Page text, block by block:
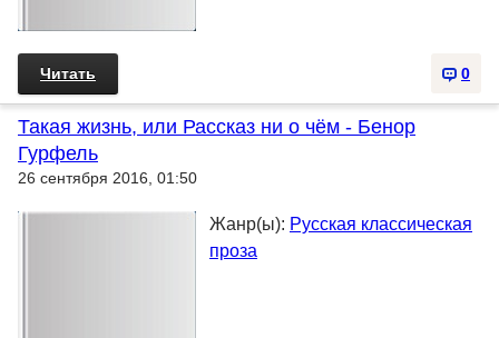
0
Читать
Такая жизнь, или Рассказ ни о чём - Бенор
Гурфель
26 сентября 2016, 01:50
Жанр(ы): Русская классическая
проза